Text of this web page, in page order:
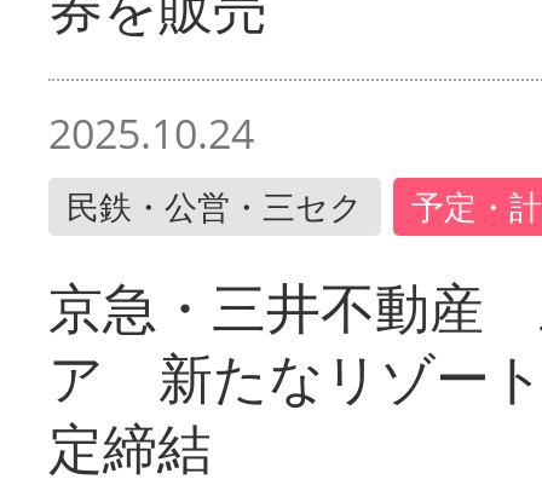
2025.10.24
民鉄・公営・三セク 予定・
京急・三井不動産
ア 新たなリゾー
定締結